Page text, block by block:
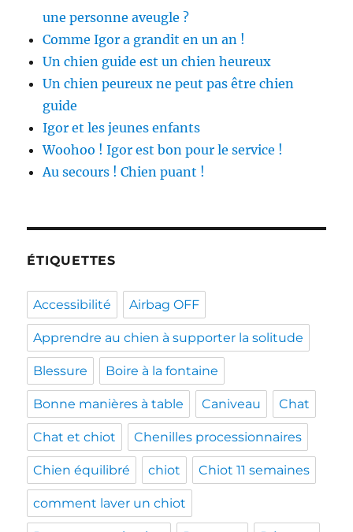
une personne aveugle ?
Comme Igor a grandit en un an !
Un chien guide est un chien heureux
Un chien peureux ne peut pas être chien
guide
Igor et les jeunes enfants
Woohoo ! Igor est bon pour le service !
Au secours ! Chien puant !
ÉTIQUETTES
Accessibilité Airbag OFF
Apprendre au chien à supporter la solitude
Blessure Boire à la fontaine
Bonne manières à table Caniveau Chat
Chat et chiot Chenilles processionnaires
Chien équilibré chiot Chiot 11 semaines
comment laver un chiot